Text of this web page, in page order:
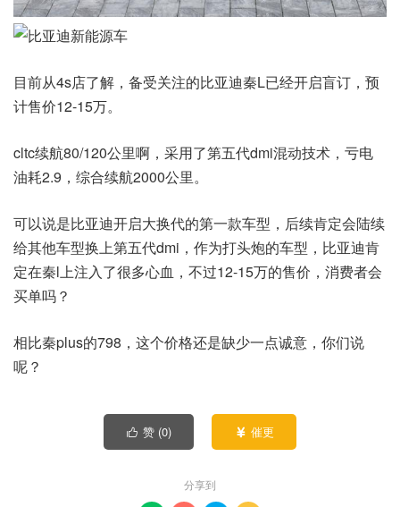
目前从4s店了解，备受关注的比亚迪秦L已经开启盲订，预
计售价12-15万。
cltc续航80/120公里啊，采用了第五代dmi混动技术，亏电
油耗2.9，综合续航2000公里。
可以说是比亚迪开启大换代的第一款车型，后续肯定会陆续
给其他车型换上第五代dmi，作为打头炮的车型，比亚迪肯
定在秦l上注入了很多心血，不过12-15万的售价，消费者会
买单吗？
相比秦plus的798，这个价格还是缺少一点诚意，你们说
呢？
 赞 (0)  催更
分享到